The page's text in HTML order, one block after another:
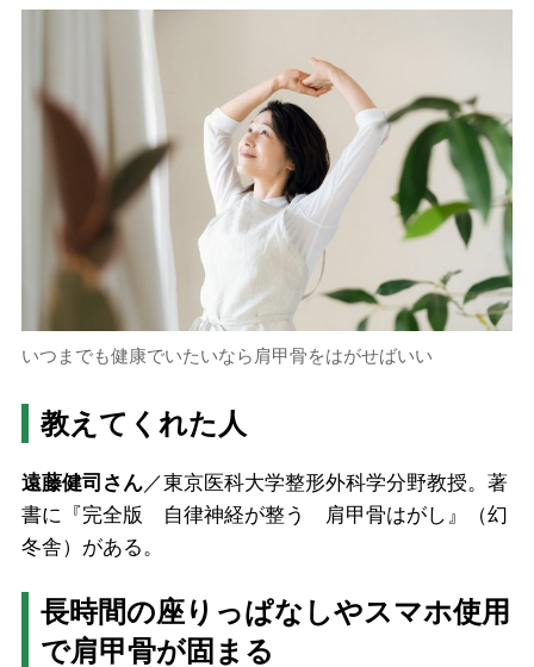
いつまでも健康でいたいなら肩甲骨をはがせばいい
教えてくれた人
遠藤健司さん／東京医科大学整形外科学分野教授。著
書に『完全版 自律神経が整う 肩甲骨はがし』（幻
冬舎）がある。
長時間の座りっぱなしやスマホ使用
で肩甲骨が固まる